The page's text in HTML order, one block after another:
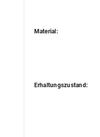
Material:
Erhaltungszustand: